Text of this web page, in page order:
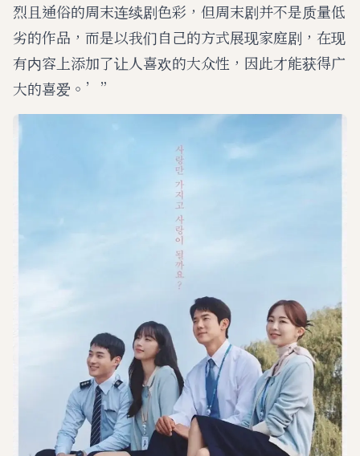
烈且通俗的周末连续剧色彩，但周末剧并不是质量低
劣的作品，而是以我们自己的方式展现家庭剧，在现
有内容上添加了让人喜欢的大众性，因此才能获得广
大的喜爱。’”